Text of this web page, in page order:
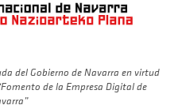
del Gobierno de Navarra en virtud
de la Empresa Digital de